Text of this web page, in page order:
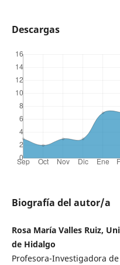
Descargas
Biografía del autor/a
Rosa María Valles Ruiz,
de Hidalgo
Profesora-Investigadora